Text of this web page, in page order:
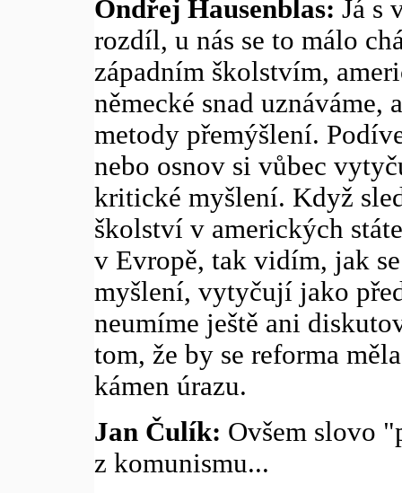
Ondřej Hausenblas: Já s
rozdíl, u nás se to málo
západním školstvím,
německé snad
metody přemýšlení.
nebo osnov si vůbec
kritické myšlení. Když
školství v amerických
v Evropě, tak vidím, jak
myšlení, vytyčují jako
neumíme ještě ani
tom, že by se reforma
kámen úrazu.
Jan Čulík: Ovšem slovo
z komunismu...